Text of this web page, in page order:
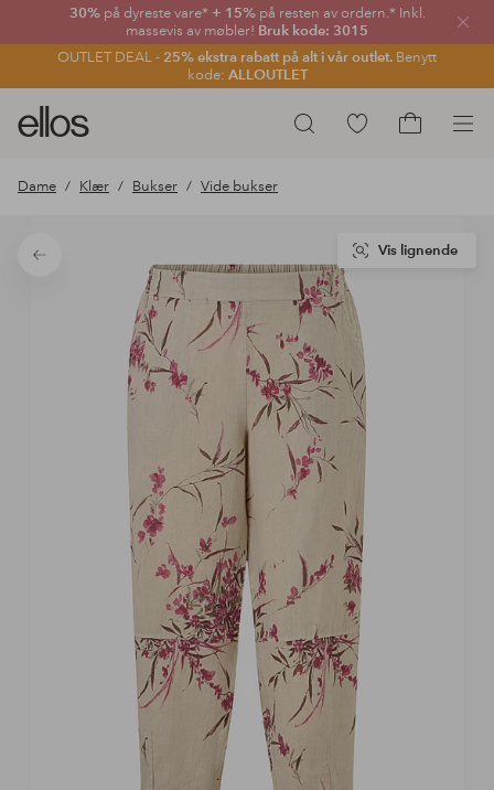
30% på dyreste vare* + 15%på resten av ordern.* Inkl.
massevis av møbler! Bruk kode: 3015
OUTLET DEAL - 25% ekstra rabatt på alt i vår outlet. Benytt
kode: ALLOUTLET
Lukk
Søk
Ellos
logo
gå
forsiden
Gå
Dame Klær Bukser Vide bukser
Tilbake
Vis lignende